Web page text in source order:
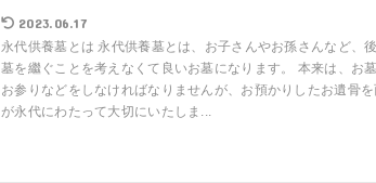
2023.06.17
永代供養墓とは 永代供養墓とは、お子さんやお孫さんなど、
墓を繼ぐことを考えなくて良いお墓になります。 本来は、お
お参りなどをしなければなりませんが、お預かりしたお遺骨
が永代にわたって大切にいたしま...